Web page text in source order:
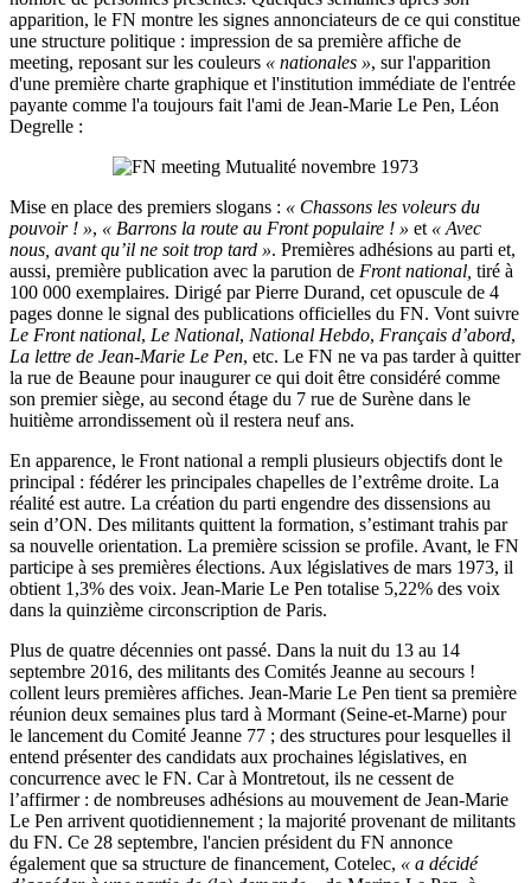
apparition, le FN montre les signes annonciateurs de ce qui constitue
une structure politique : impression de sa première affiche de
meeting, reposant sur les couleurs « nationales », sur l'apparition
d'une première charte graphique et l'institution immédiate de l'entrée
payante comme l'a toujours fait l'ami de Jean-Marie Le Pen, Léon
Degrelle :
Mise en place des premiers slogans : « Chassons les voleurs du
pouvoir ! », « Barrons la route au Front populaire ! » et « Avec
nous, avant qu’il ne soit trop tard ». Premières adhésions au parti et,
aussi, première publication avec la parution de Front national, tiré à
100 000 exemplaires. Dirigé par Pierre Durand, cet opuscule de 4
pages donne le signal des publications officielles du FN. Vont suivre
Le Front national, Le National, National Hebdo, Français d’abord,
La lettre de Jean-Marie Le Pen, etc. Le FN ne va pas tarder à quitter
la rue de Beaune pour inaugurer ce qui doit être considéré comme
son premier siège, au second étage du 7 rue de Surène dans le
huitième arrondissement où il restera neuf ans.
En apparence, le Front national a rempli plusieurs objectifs dont le
principal : fédérer les principales chapelles de l’extrême droite. La
réalité est autre. La création du parti engendre des dissensions au
sein d’ON. Des militants quittent la formation, s’estimant trahis par
sa nouvelle orientation. La première scission se profile. Avant, le FN
participe à ses premières élections. Aux législatives de mars 1973, il
obtient 1,3% des voix. Jean-Marie Le Pen totalise 5,22% des voix
dans la quinzième circonscription de Paris.
Plus de quatre décennies ont passé. Dans la nuit du 13 au 14
septembre 2016, des militants des Comités Jeanne au secours !
collent leurs premières affiches. Jean-Marie Le Pen tient sa première
réunion deux semaines plus tard à Mormant (Seine-et-Marne) pour
le lancement du Comité Jeanne 77 ; des structures pour lesquelles il
entend présenter des candidats aux prochaines législatives, en
concurrence avec le FN. Car à Montretout, ils ne cessent de
l’affirmer : de nombreuses adhésions au mouvement de Jean-Marie
Le Pen arrivent quotidiennement ; la majorité provenant de militants
du FN. Ce 28 septembre, l'ancien président du FN annonce
également que sa structure de financement, Cotelec, « a décidé